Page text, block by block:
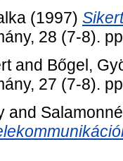
(1997)
28 (7-8).
and Bőgel,
27 (7-8).
and